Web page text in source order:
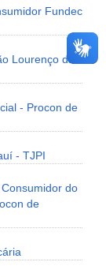
Fundec
Lourenço da
- Procon de
- TJPI
do
de